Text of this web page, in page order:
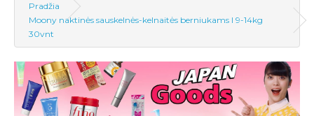
Pradžia
Moony naktinės sauskelnės-kelnaitės berniukams l 9-14kg
30vnt